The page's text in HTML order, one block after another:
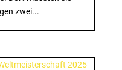
zwei...